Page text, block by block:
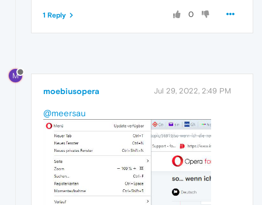
0
1 Reply
M
moebiusopera Jul 29, 2022, 2:49 PM
@meersau